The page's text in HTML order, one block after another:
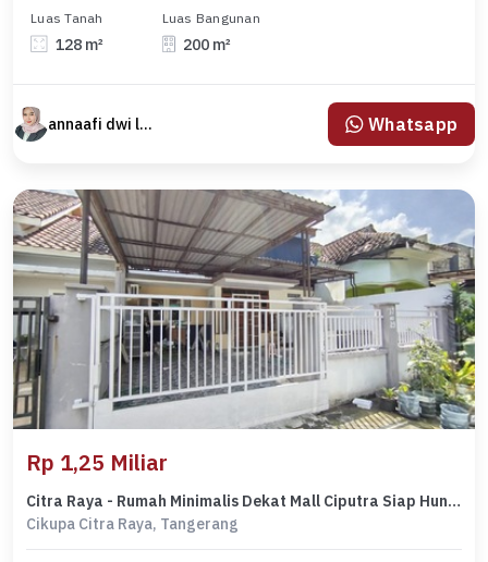
Luas Tanah
128 m²
Luas Bangunan
200 m²
annaafi dwi lestari Whatsapp
Rp 1,25 Miliar
Citra Raya - Rumah Minimalis Dekat Mall Ciputra Siap Huni Cash Only
Cikupa Citra Raya, Tangerang